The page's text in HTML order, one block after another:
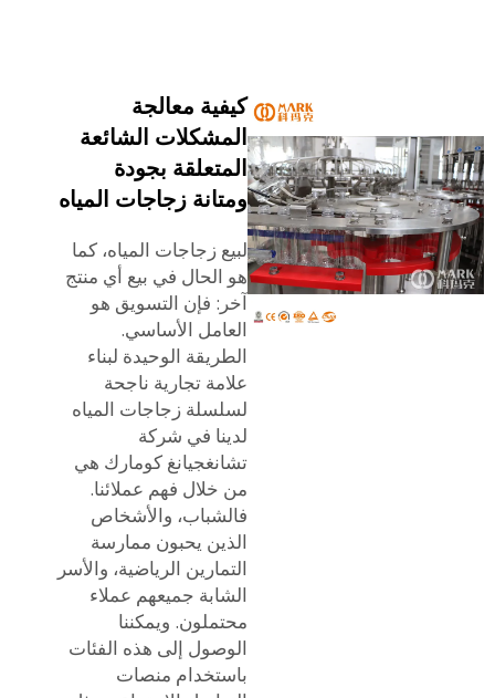
كيفية معالجة
المشكلات الشائعة
المتعلقة بجودة
ومتانة زجاجات المياه
لبيع زجاجات المياه، كما
هو الحال في بيع أي منتج
آخر: فإن التسويق هو
العامل الأساسي.
الطريقة الوحيدة لبناء
علامة تجارية ناجحة
لسلسلة زجاجات المياه
لدينا في شركة
تشانغجيانغ كومارك هي
من خلال فهم عملائنا.
فالشباب، والأشخاص
الذين يحبون ممارسة
التمارين الرياضية، والأسر
الشابة جميعهم عملاء
محتملون. ويمكننا
الوصول إلى هذه الفئات
باستخدام منصات